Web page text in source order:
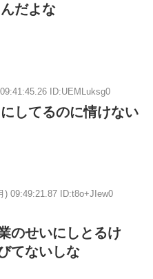
だよな
ID:UEMLuksg0
してるのに情けない
) 09:49:21.87 ID:t8o+JIew0
のせいにしとるけ
てないしな